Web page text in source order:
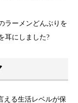
ラーメンどんぶりを
耳にしました?
える生活レベルが保